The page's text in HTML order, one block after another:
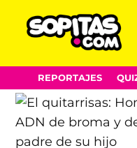
Skip
to
content
REPORTAJES